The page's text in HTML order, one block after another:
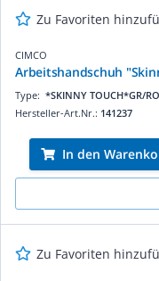
Zu Favoriten
CIMCO
Arbeitshandschuh
Type: *SKINNY TOUCH*GR/
Hersteller-Art.Nr.: 141237
In den
Zu Favoriten